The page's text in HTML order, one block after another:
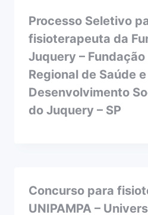
Processo Seletivo
fisioterapeuta da
Juquery –
Regional de Saúde e
Desenvolvimento
do Juquery – SP
Concurso para
UNIPAMPA –